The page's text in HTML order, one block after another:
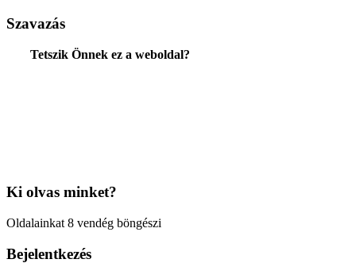
Szavazás
Tetszik Önnek ez a weboldal?
Ki olvas minket?
Oldalainkat 8 vendég böngészi
Bejelentkezés